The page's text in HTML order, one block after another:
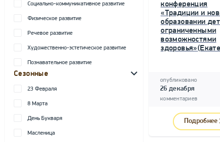
Социально-коммуникативное развитие
Физическое развитие
Речевое развитие
Художественно-эстетическое развитие
Познавательное развитие
Сезонные
23 Февраля
8 Марта
День Букваря
Масленица
конференция
«Традиции и
образовании
ограниченными
возможностями
опубликовано
26 декабря
комментариев
Подробнее